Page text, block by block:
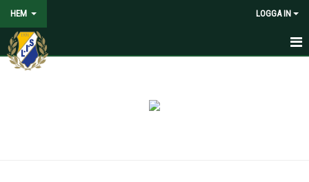
HEM LOGGA IN
HEM